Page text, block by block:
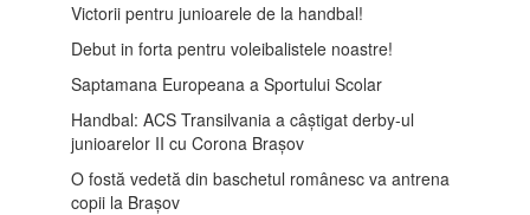
Victorii pentru junioarele de la handbal!
Debut in forta pentru voleibalistele noastre!
Saptamana Europeana a Sportului Scolar
Handbal: ACS Transilvania a câștigat derby-ul
junioarelor II cu Corona Brașov
O fostă vedetă din baschetul românesc va antrena
copii la Brașov